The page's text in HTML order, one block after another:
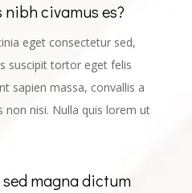
civamus es?
eget consectetur sed,
suscipit tortor eget felis
sapien massa, convallis a
non nisi. Nulla quis lorem ut
magna dictum